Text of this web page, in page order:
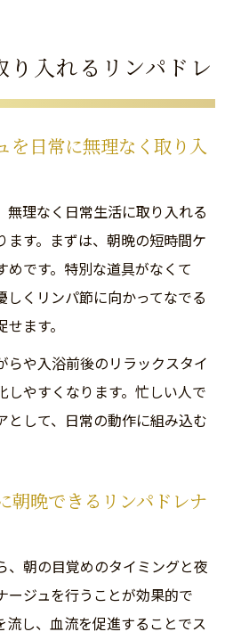
り入れるリンパドレ
を日常に無理なく取り入
無理なく日常生活に取り入れる
ます。まずは、朝晩の短時間ケ
めです。特別な道具がなくて
しくリンパ節に向かってなでる
ます。
らや入浴前後のリラックスタイ
しやすくなります。忙しい人で
として、日常の動作に組み込む
朝晩できるリンパドレナ
、朝の目覚めのタイミングと夜
ージュを行うことが効果的で
流し、血流を促進することでス